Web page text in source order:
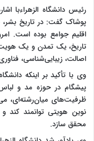
رئیس دانشگاه الزهراءبا
پوشاک گفت: در تاریخ
اقلیم جوامع بوده است.
تاریخ، یک تمدن و یک
اصالت، زیبایی‌شناسی،
وی با تأکید بر اینکه
پیشگام در حوزه مد و
ظرفیت‌های میان‌رشته‌ای،
نوین هویتی توانمند کند
محقق سازد.